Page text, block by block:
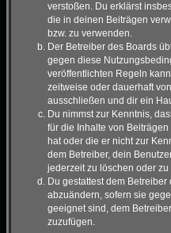
verstoßen. Du erklärst
die in deinen Beiträgen
bzw. zu verwenden.
Der Betreiber des Boards
gegen diese
veröffentlichten Regeln
zeitweise oder dauerhaft
ausschließen und dir ein
Du nimmst zur Kenntnis,
für die Inhalte von
hat oder die er nicht zur
dem Betreiber, dein
jederzeit zu löschen oder zu
Du gestattest dem
abzuändern, sofern sie
geeignet sind, dem
zuzufügen.